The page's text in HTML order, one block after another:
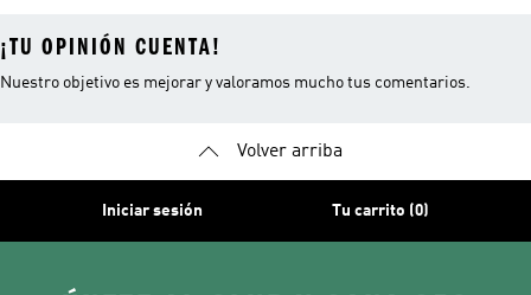
¡TU OPINIÓN CUENTA!
Nuestro objetivo es mejorar y valoramos mucho tus comentarios.
Volver arriba
Iniciar sesión Tu carrito (0)